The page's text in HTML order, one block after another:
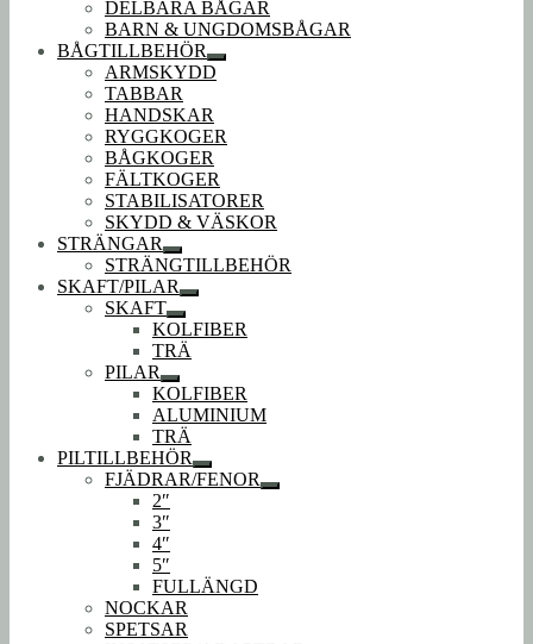
DELBARA BÅGAR
BARN & UNGDOMSBÅGAR
BÅGTILLBEHÖR
Expandera
undermeny
ARMSKYDD
TABBAR
HANDSKAR
RYGGKOGER
BÅGKOGER
FÄLTKOGER
STABILISATORER
SKYDD & VÄSKOR
STRÄNGAR
Expandera
undermeny
STRÄNGTILLBEHÖR
SKAFT/PILAR
Expandera
undermeny
SKAFT
Expandera
undermeny
KOLFIBER
TRÄ
PILAR
Expandera
undermeny
KOLFIBER
ALUMINIUM
TRÄ
PILTILLBEHÖR
Expandera
undermeny
FJÄDRAR/FENOR
Expandera
2″
3″
4″
5″
FULLÄNGD
NOCKAR
SPETSAR